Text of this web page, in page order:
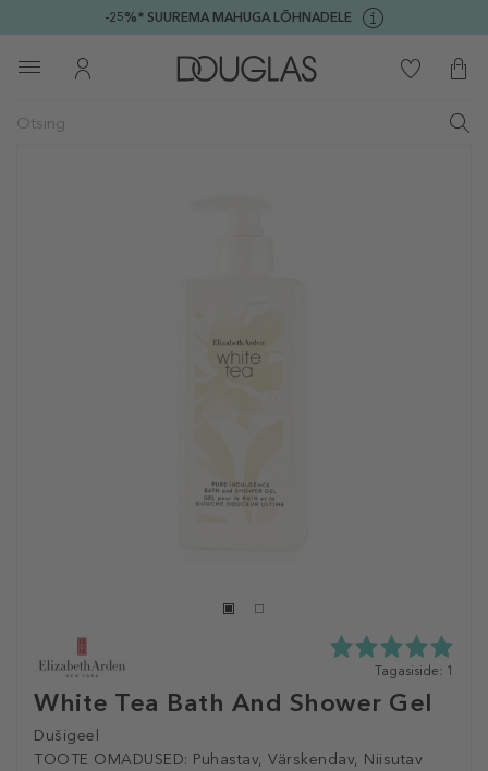
-25%* SUUREMA MAHUGA LÕHNADELE
White Tea Bath And Shower Gel
Dušigeel
TOOTE OMADUSED: Puhastav, Värskendav, Niisutav
5.0
5st
Tagasiside: 1